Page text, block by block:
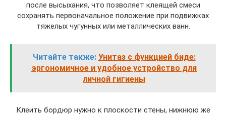
после высыхания, что позволяет клеящей смеси
сохранять первоначальное положение при подвижках
тяжелых чугунных или металлических ванн.
Читайте также: Унитаз с функцией биде:
эргономичное и удобное устройство для
личной гигиены
Клеить бордюр нужно к плоскости стены, нижнюю же